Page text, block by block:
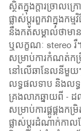
ស្ថិតក្នុងក្តារច្រាលក្
ផ្លាស់ប្តូរពួកវាក្នុងក
នឹងកត់សម្គាល់ថាមា
ឬលក្ខណៈ stereo រឺ
សម្រាប់ការកំណត់កម្
នៅលើឆានែលនីមួយៗ
លទ្ធផលទាប និងលទ្
គ្រងលាភឆ្នាយពី -
សម្រាប់ការផ្គូផ្គងក
ផ្លាស់ប្តូរដំណាក់កា